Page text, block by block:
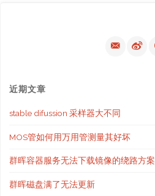
近期文章
stable difussion 采样器大不同
MOS管如何用万用管测量其好坏
群晖容器服务无法下载镜像的绕路方案
群晖磁盘满了无法更新